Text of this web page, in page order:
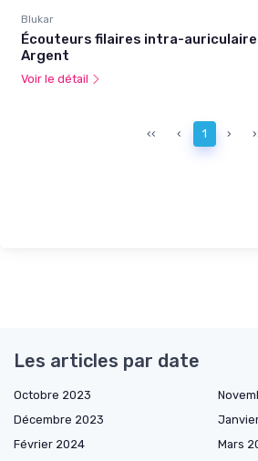
Blukar
Écouteurs filaires intra-
Argent
Voir le détail
‹‹ ‹ 1 ›
Les articles par date
Octobre 2023
Décembre 2023
Février 2024
Mars